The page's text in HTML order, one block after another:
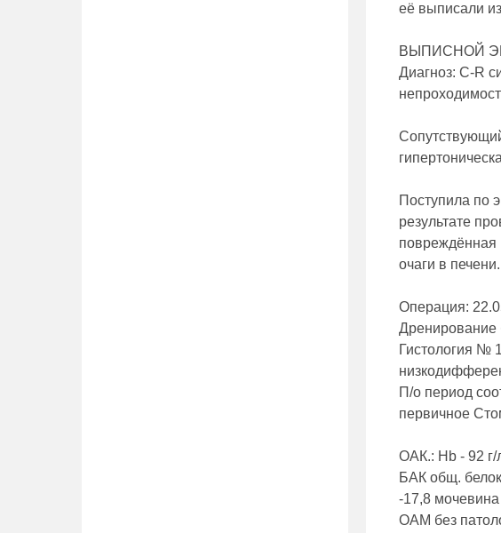
её выписали
ВЫПИСНОЙ
Диагноз: C-R
Поступила по
результате
повреждённая
очаги в печени.
Операция:
Дренирование
Гистология №
П/о период
первичное
ОАК.: Hb - 92
БАК общ.
-17,8
ОАМ без